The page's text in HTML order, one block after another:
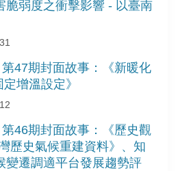
脆弱度之衝擊影響 - 以臺南
47期封面故事：《新暖化
增溫設定》
46期封面故事：《歷史觀
歷史氣候重建資料》、知
變遷調適平台發展趨勢評